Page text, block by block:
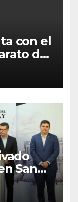
con el
de
San